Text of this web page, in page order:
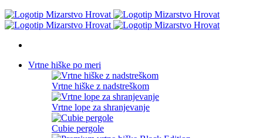
Vrtne hiške po meri
Vrtne hiške z nadstreškom
Vrtne lope za shranjevanje
Cubie pergole